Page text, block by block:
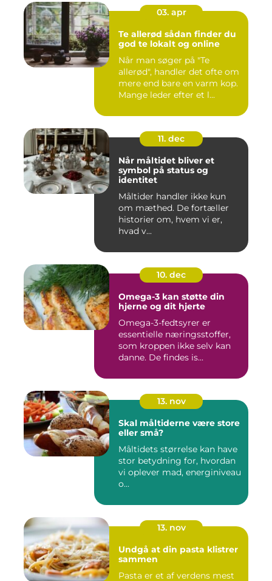
03. apr
Te allerød sådan finder du
god te lokalt og online
Når man søger på "Te
allerød", handler det ofte om
mere end bare en varm kop.
Mange leder efter et l...
11. dec
Når måltidet bliver et
symbol på status og
identitet
Måltider handler ikke kun
om mæthed. De fortæller
historier om, hvem vi er,
hvad v...
10. dec
Omega-3 kan støtte din
hjerne og dit hjerte
Omega-3-fedtsyrer er
essentielle næringsstoffer,
som kroppen ikke selv kan
danne. De findes is...
13. nov
Skal måltiderne være store
eller små?
Måltidets størrelse kan have
stor betydning for, hvordan
vi oplever mad, energiniveau
o...
13. nov
Undgå at din pasta klistrer
sammen
Pasta er et af verdens mest